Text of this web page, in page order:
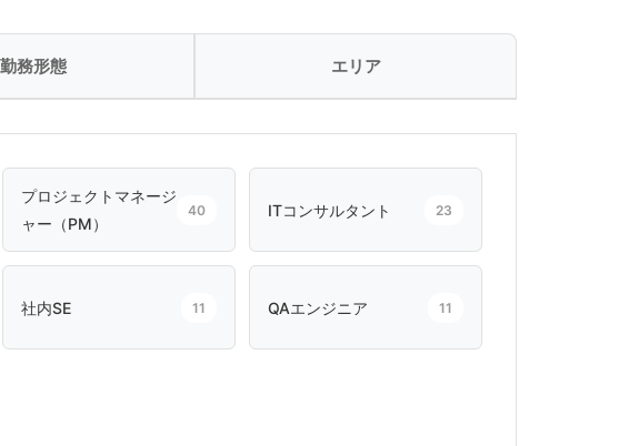
勤務形態 エリア
プロジェクトマネージ
ャー（PM）
40 ITコンサルタント 23
社内SE 11 QAエンジニア 11